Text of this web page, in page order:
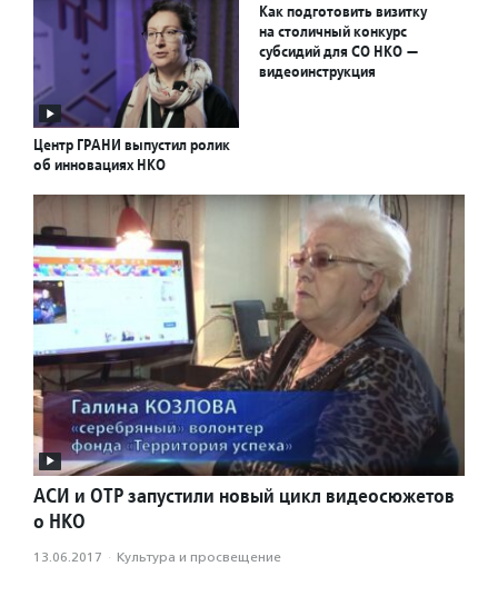
Центр ГРАНИ выпустил ролик
об инновациях НКО
Как подготовить визитку
на столичный конкурс
субсидий для СО НКО —
видеоинструкция
АСИ и ОТР запустили новый цикл видеосюжетов
о НКО
13.06.2017 · Культура и просвещение